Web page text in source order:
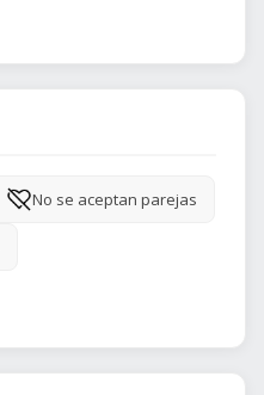
No se aceptan parejas